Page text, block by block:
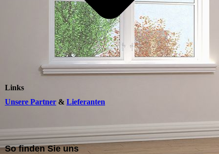
Links
Unsere Partner & Lieferanten
So finden Sie uns